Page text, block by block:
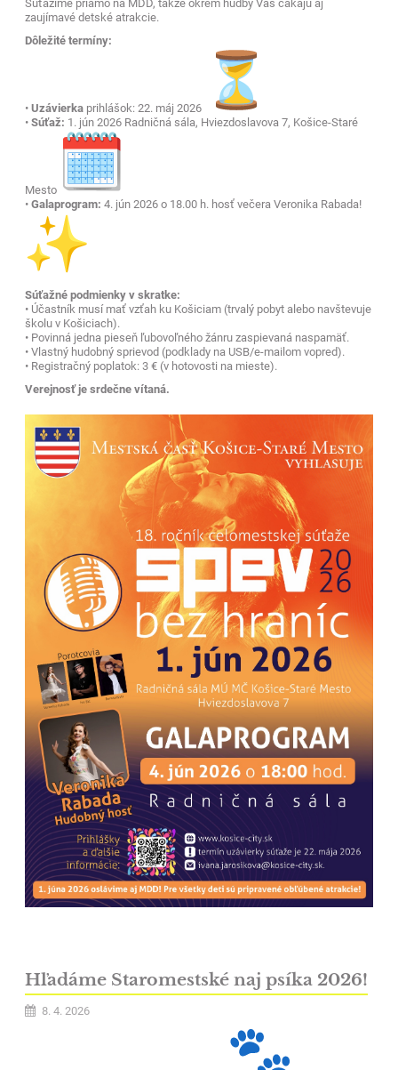
Súťažíme priamo na MDD, takže okrem hudby Vás čakajú aj
zaujímavé detské atrakcie.
Dôležité termíny:
•Uzávierka prihlášok: 22. máj 2026
•Súťaž: 1. jún 2026 Radničná sála, Hviezdoslavova 7, Košice-Staré
Mesto
• Galaprogram:4. jún 2026 o 18.00 h. hosť večera Veronika Rabada!
Súťažné podmienky v skratke:
• Účastník musí mať vzťah ku Košiciam (trvalý pobyt alebo navštevuje
školu v Košiciach).
• Povinná jedna pieseň ľubovoľného žánru zaspievaná naspamäť.
• Vlastný hudobný sprievod (podklady na USB/e-mailom vopred).
• Registračný poplatok: 3 € (v hotovosti na mieste).
Verejnosť je srdečne vítaná.
Hľadáme Staromestské naj psíka 2026!
8. 4. 2026